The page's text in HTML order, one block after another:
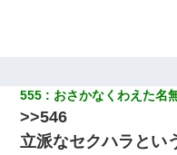
彼にプロポーズされたんだ
した。B子「A男くんと別
い？」
555 おさかなくわえた名
>>546
立派なセクハラとい